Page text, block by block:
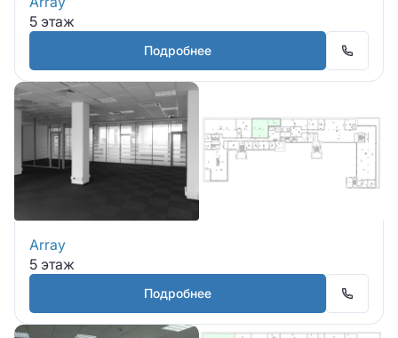
5 этаж
Подробнее
Array
5 этаж
Подробнее